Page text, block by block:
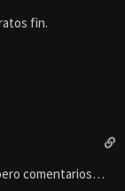
fin.
comentarios…